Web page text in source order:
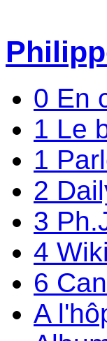
0 En
1 Le
1
2
3
4
6
A